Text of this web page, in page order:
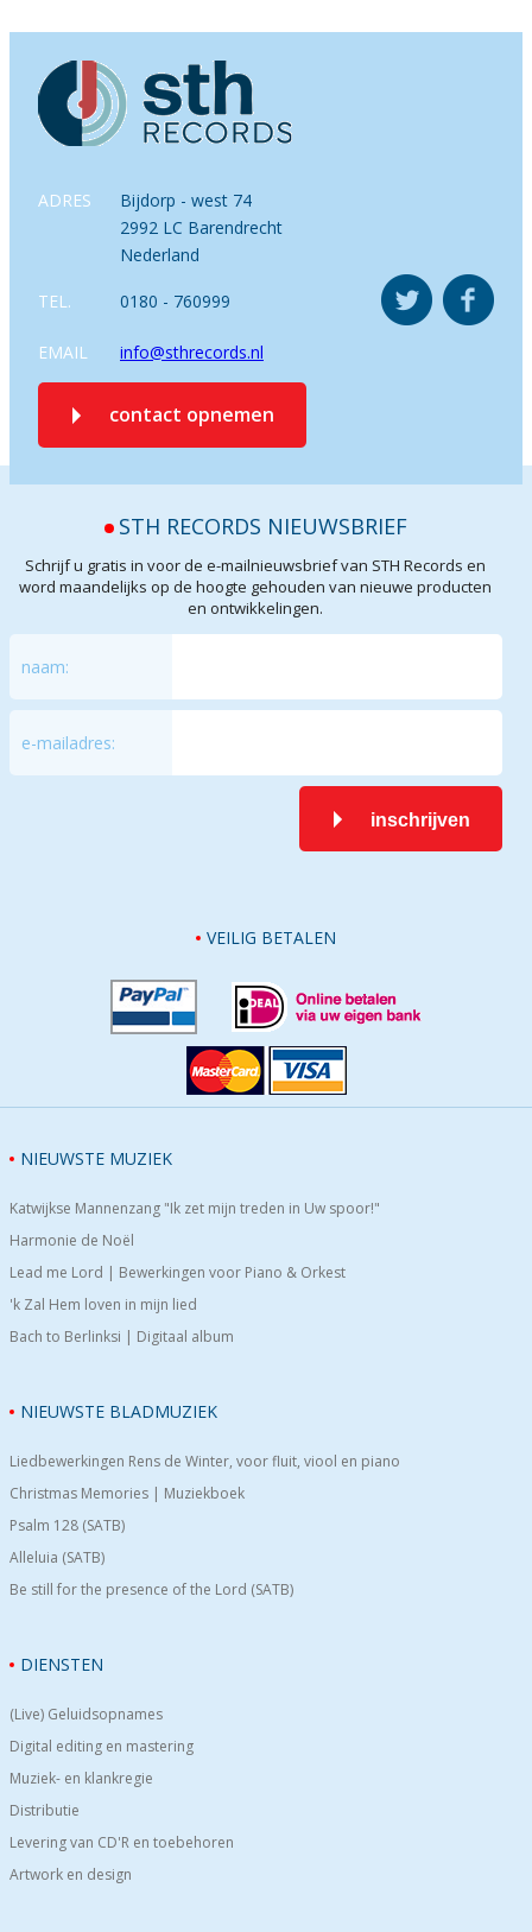
ADRES
Bijdorp - west 74
2992 LC Barendrecht
Nederland
TEL. 0180 - 760999
EMAIL info@sthrecords.nl
contact opnemen
STH RECORDS NIEUWSBRIEF
Schrijf u gratis in voor de e-mailnieuwsbrief van STH Records en
word maandelijks op de hoogte gehouden van nieuwe producten
en ontwikkelingen.
naam:
e-mailadres:
inschrijven
VEILIG BETALEN
NIEUWSTE MUZIEK
Katwijkse Mannenzang "Ik zet mijn treden in Uw spoor!"
Harmonie de Noël
Lead me Lord | Bewerkingen voor Piano & Orkest
'k Zal Hem loven in mijn lied
Bach to Berlinksi | Digitaal album
NIEUWSTE BLADMUZIEK
Liedbewerkingen Rens de Winter, voor fluit, viool en piano
Christmas Memories | Muziekboek
Psalm 128 (SATB)
Alleluia (SATB)
Be still for the presence of the Lord (SATB)
DIENSTEN
(Live) Geluidsopnames
Digital editing en mastering
Muziek- en klankregie
Distributie
Levering van CD'R en toebehoren
Artwork en design